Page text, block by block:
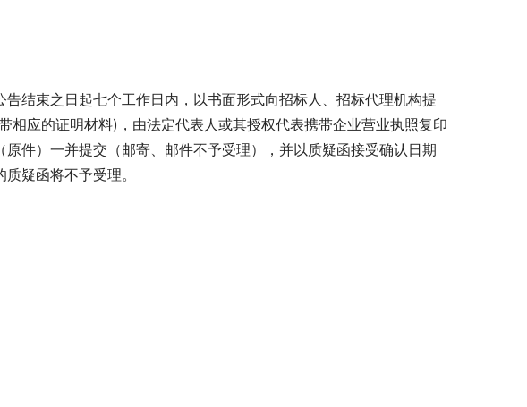
结束之日起七个工作日内，以书面形式向招标人、招标代理机构提
相应的证明材料)，由法定代表人或其授权代表携带企业营业执照复印
件）一并提交（邮寄、邮件不予受理），并以质疑函接受确认日期
疑函将不予受理。